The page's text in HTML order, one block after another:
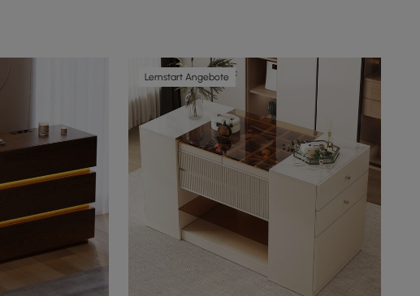
Lernstart Angebote